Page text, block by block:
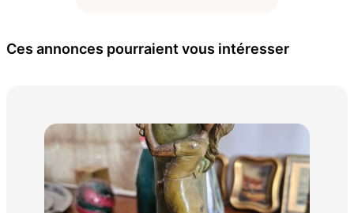
Ces annonces pourraient vous intéresser